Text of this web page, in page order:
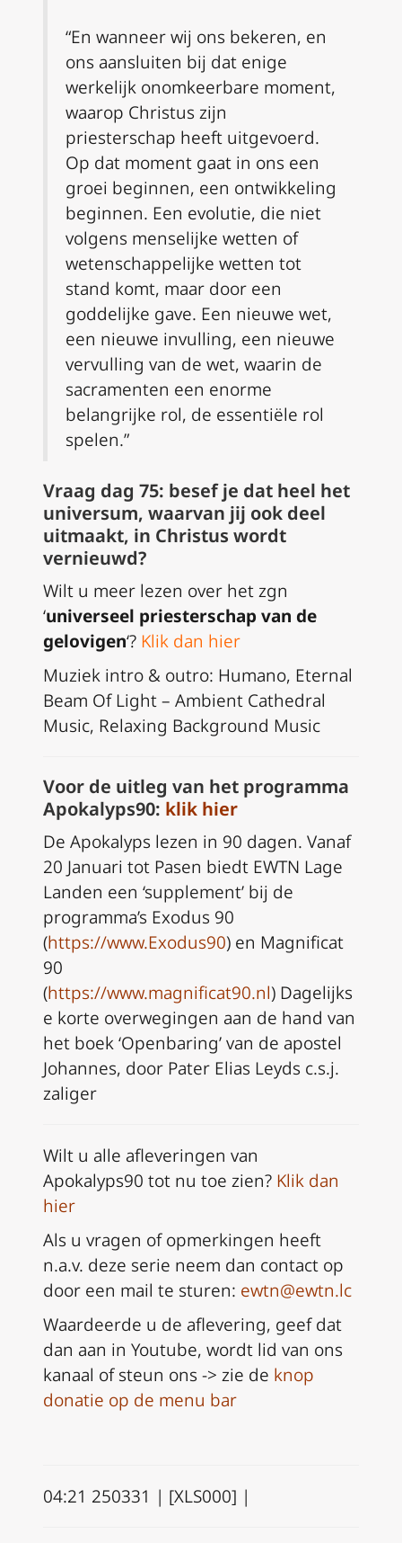
“En wanneer wij ons bekeren, en
ons aansluiten bij dat enige
werkelijk onomkeerbare moment,
waarop Christus zijn
priesterschap heeft uitgevoerd.
Op dat moment gaat in ons een
groei beginnen, een ontwikkeling
beginnen. Een evolutie, die niet
volgens menselijke wetten of
wetenschappelijke wetten tot
stand komt, maar door een
goddelijke gave. Een nieuwe wet,
een nieuwe invulling, een nieuwe
vervulling van de wet, waarin de
sacramenten een enorme
belangrijke rol, de essentiële rol
spelen.”
Vraag dag 75: besef je dat heel het
universum, waarvan jij ook deel
uitmaakt, in Christus wordt
vernieuwd?
Wilt u meer lezen over het zgn
‘universeel priesterschap van de
gelovigen‘? Klik dan hier
Muziek intro & outro: Humano, Eternal
Beam Of Light – Ambient Cathedral
Music, Relaxing Background Music
Voor de uitleg van het programma
Apokalyps90: klik hier
De Apokalyps lezen in 90 dagen. Vanaf
20 Januari tot Pasen biedt EWTN Lage
Landen een ‘supplement’ bij de
programma’s Exodus 90
(https://www.Exodus90) en Magnificat
90
(https://www.magnificat90.nl) Dagelijks
e korte overwegingen aan de hand van
het boek ‘Openbaring’ van de apostel
Johannes, door Pater Elias Leyds c.s.j.
zaliger
Wilt u alle afleveringen van
Apokalyps90 tot nu toe zien? Klik dan
hier
Als u vragen of opmerkingen heeft
n.a.v. deze serie neem dan contact op
door een mail te sturen: ewtn@ewtn.lc
Waardeerde u de aflevering, geef dat
dan aan in Youtube, wordt lid van ons
kanaal of steun ons -> zie de knop
donatie op de menu bar
04:21 250331 | [XLS000] |